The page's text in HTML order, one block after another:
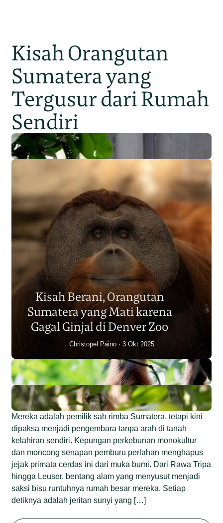
Kisah Orangutan
Sumatera yang
Tergusur dari Rumah
Sendiri
Populasi Orangutan
Sumatera Berkurang 2.700
Individu dalam Satu Dekade?
Junaidi Hanafiah 14 Jul 2026
Kisah Berani, Orangutan
Sumatera yang Mati karena
Gagal Ginjal di Denver Zoo
Christopel Paino 3 Okt 2025
Mereka adalah pemilik sah rimba Sumatera, tetapi kini
dipaksa menjadi pengembara tanpa arah di tanah
kelahiran sendiri. Kepungan perkebunan monokultur
dan moncong senapan pemburu perlahan menghapus
jejak primata cerdas ini dari muka bumi. Dari Rawa Tripa
hingga Leuser, bentang alam yang menyusut menjadi
saksi bisu runtuhnya rumah besar mereka. Setiap
detiknya adalah jeritan sunyi yang […]